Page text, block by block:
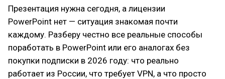
Презентация нужна сегодня, а лицензии
PowerPoint нет — ситуация знакомая почти
каждому. Разберу честно все реальные способы
поработать в PowerPoint или его аналогах без
покупки подписки в 2026 году: что реально
работает из России, что требует VPN, а что просто